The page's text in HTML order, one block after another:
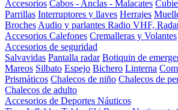
Accesorios Cabos - Anclas - Malacates
Parrillas Interruptores y llaves Herrajes
Broches Audio y parlantes Radio VHF,
Accesorios Calefones Cremalleras y Volantes
Accesorios de seguridad
Salvavidas Pantalla radar Botiquin de
Mareos Silbato Espejo Bichero Linterna
Prismáticos Chalecos de niño Chalecos de
Chalecos de adulto
Accesorios de Deportes Náuticos